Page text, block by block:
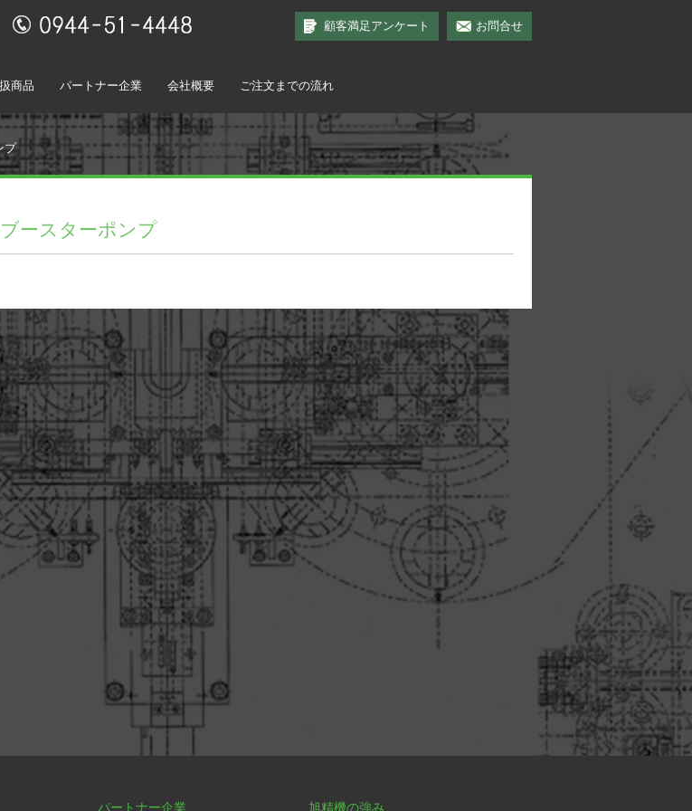
顧客満足アンケート お問合せ
商品 パートナー企業 会社概要 ご注文までの流れ
プ
ースターポンプ
パートナー企業 旭精機の強み